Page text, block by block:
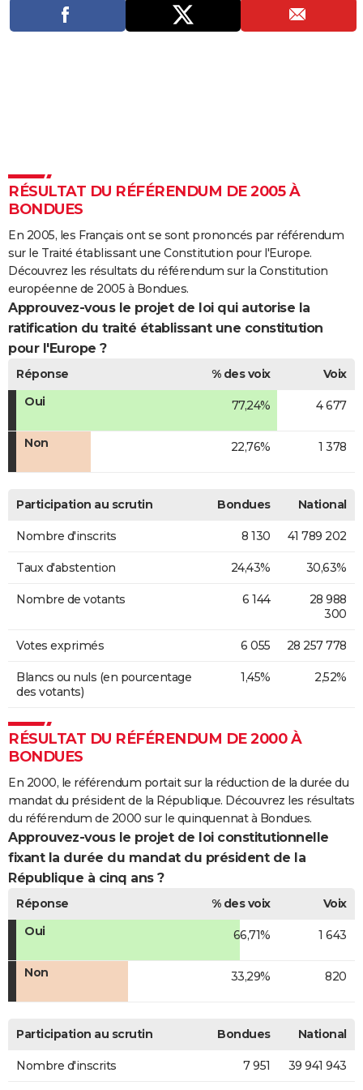
Destinations
Voyage nature
Voyage de noces
Dictionnaire
Biographies
Citations
Expressions
Proverbes
PROGRAMME TV
COPAINS D'AVANT
S'inscrire
Se connecter
Lycées
Collèges
Primaires
Universités
Entreprises
Service militaire
Avis de recherche
AVIS DE DÉCÈS
FORUM
Bricolage
Lifestyle
Culture
Sport
Auto
Television
Voyage
Cinema
RÉSULTAT DU RÉFÉRENDUM DE 2005 À
BONDUES
En 2005, les Français ont se sont prononcés par référendum
sur le Traité établissant une Constitution pour l'Europe.
Découvrez les résultats du référendum sur la Constitution
européenne de 2005 à Bondues.
Approuvez-vous le projet de loi qui autorise la
ratification du traité établissant une constitution
pour l'Europe ?
Réponse % des voix
Voix
Oui
77,24% 4 677
Non 22,76% 1 378
Participation au scrutin Bondues National
Nombre d'inscrits 8 130 41 789 202
Taux d'abstention 24,43% 30,63%
Nombre de votants 6 144
28 988
300
Votes exprimés 6 055 28 257 778
Blancs ou nuls (en pourcentage
des votants)
1,45% 2,52%
RÉSULTAT DU RÉFÉRENDUM DE 2000 À
BONDUES
En 2000, le référendum portait sur la réduction de la durée du
mandat du président de la République. Découvrez les résultats
du référendum de 2000 sur le quinquennat à Bondues.
Approuvez-vous le projet de loi constitutionnelle
fixant la durée du mandat du président de la
République à cinq ans ?
Réponse % des voix
Voix
Oui
66,71% 1 643
Non 33,29% 820
Participation au scrutin Bondues National
Nombre d'inscrits 7 951 39 941 943